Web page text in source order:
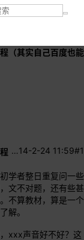
（其实自己百度也能
#1
14-2-24 11:59
…
学者整日重复问一些
文不对题，还有些甚
不算教材，算是一个
解。
xxx声音好不好？这